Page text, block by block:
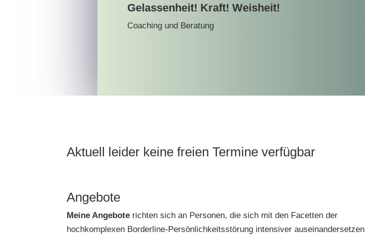
Gelassenheit! Kraft! Weisheit!
Coaching und Beratung
Aktuell leider keine freien Termine verfügbar
Angebote
Meine Angebote richten sich an Personen, die sich mit den Facetten der
hochkomplexen Borderline-Persönlichkeitsstörung intensiver auseinandersetzen